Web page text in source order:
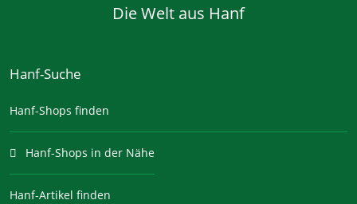
Die Welt aus Hanf
Hanf-Suche
Hanf-Shops finden
Hanf-Shops in der Nähe
Hanf-Artikel finden